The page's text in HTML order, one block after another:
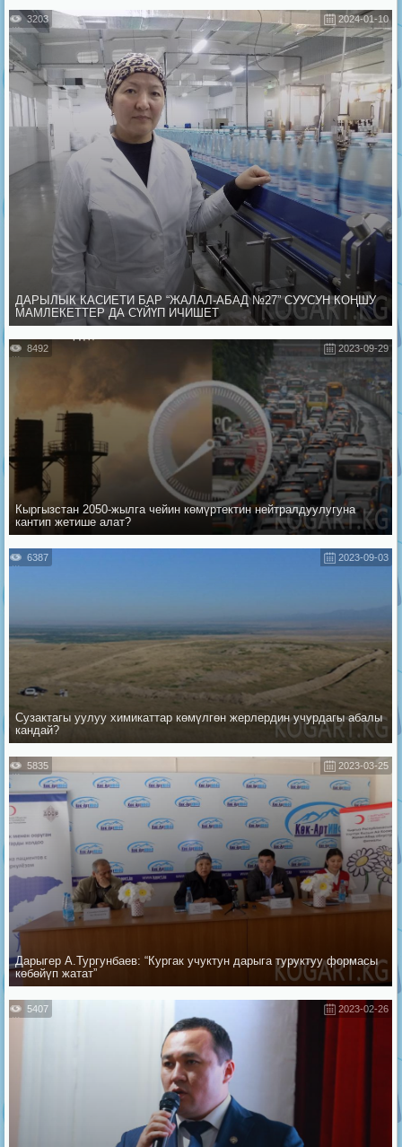
2024-01-10
3203
ДАРЫЛЫК КАСИЕТИ БАР “ЖАЛАЛ-АБАД №27” СУУСУН КОҢШУ
МАМЛЕКЕТТЕР ДА СҮЙҮП ИЧИШЕТ
2023-09-29
8492
Кыргызстан 2050-жылга чейин көмүртектин нейтралдуулугуна
кантип жетише алат?
2023-09-03
6387
Сузактагы уулуу химикаттар көмүлгөн жерлердин учурдагы абалы
кандай?
2023-03-25
5835
Дарыгер А.Тургунбаев: “Кургак учуктун дарыга туруктуу формасы
көбөйүп жатат”
2023-02-26
5407